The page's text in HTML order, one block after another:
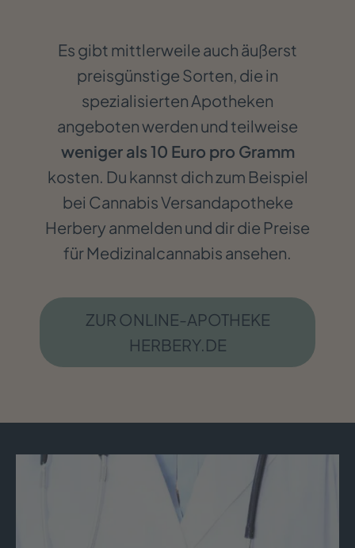
Es gibt mittlerweile auch äußerst
preisgünstige Sorten, die in
spezialisierten Apotheken
angeboten werden und teilweise
weniger als 10 Euro pro Gramm
kosten. Du kannst dich zum Beispiel
bei Cannabis Versandapotheke
Herbery anmelden und dir die Preise
für Medizinalcannabis ansehen.
ZUR ONLINE-APOTHEKE
HERBERY.DE